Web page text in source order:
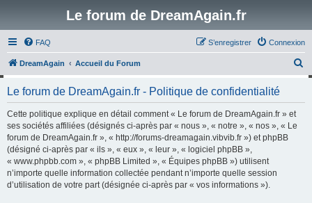
Le forum de DreamAgain.fr
FAQ Connexion
S’enregistrer
DreamAgain Accueil du Forum
Le forum de DreamAgain.fr - Politique de confidentialité
Cette politique explique en détail comment « Le forum de DreamAgain.fr » et
ses sociétés affiliées (désignés ci-après par « nous », « notre », « nos », « Le
forum de DreamAgain.fr », « http://forums-dreamagain.vibvib.fr ») et phpBB
(désigné ci-après par « ils », « eux », « leur », « logiciel phpBB »,
« www.phpbb.com », « phpBB Limited », « Équipes phpBB ») utilisent
n’importe quelle information collectée pendant n’importe quelle session
d’utilisation de votre part (désignée ci-après par « vos informations »).